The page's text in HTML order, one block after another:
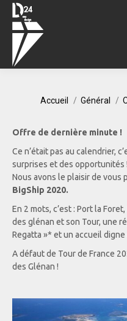
Accueil Général
Offre de dernière minute !
Ce n’était pas au calendrier,
surprises et des opportunités !
Nous avons le plaisir de vous
BigShip 2020.
En 2 mots, c’est : Port la
des glénan et son Tour, une
Regatta »* et un accueil
A défaut de Tour de France
des Glénan !